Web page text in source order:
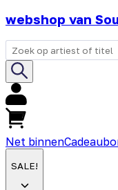
webshop van
Net binnen
SALE!